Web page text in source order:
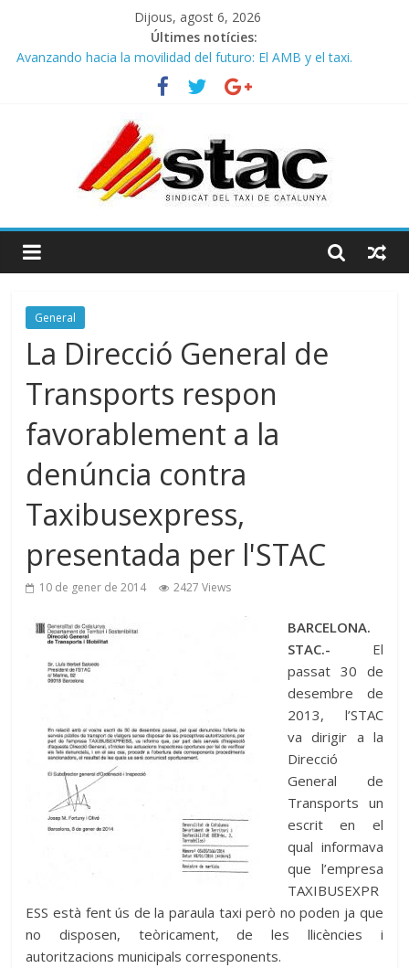
Dijous, agost 6, 2026
Últimes notícies:
Avanzando hacia la movilidad del futuro: El AMB y el taxi.
Programa de Radio TAXI LIBRE 29.07.2026 en COOLTURA FM.
STAC/ATC SOLICITAN TAULA TÈCNICA PARA MEJORAR LA
OPERATIVA DE ENTRADA EN EL PUERTO DE BARCELONA.
Programa de Radio TAXI LIBRE 22.07.2026 en COOLTURA FM.
Edición 385
COMUNICADO CONJUNTO STAC – ATC
General
La Direcció General de
Transports respon
favorablement a la
denúncia contra
Taxibusexpress,
presentada per l'STAC
10 de gener de 2014 2427 Views
BARCELONA.
STAC.- El
passat 30 de
desembre de
2013, l’STAC
va dirigir a la
Direcció
General de
Transports un
escrit en el
qual informava
que l’empresa
TAXIBUSEXPR
ESS està fent ús de la paraula taxi però no poden ja que
no disposen, teòricament, de les llicències i
autoritzacions municipals corresponents.